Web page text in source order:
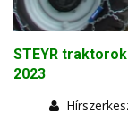
STEYR
2023